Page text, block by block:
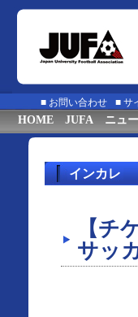
■ お問い合わせ ■ サ
HOME JUFA ニュ
インカレ
【チ
サッ